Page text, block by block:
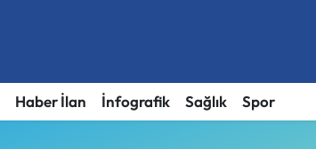
Haber İlan İnfografik Sağlık Spor